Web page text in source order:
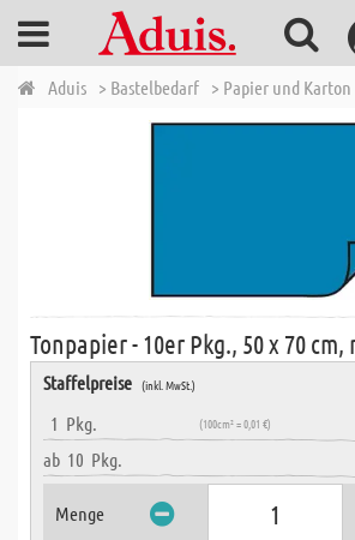
Aduis > Bastelbedarf > Papier und Karton
Tonpapier - 10er Pkg., 50 x 70
Staffelpreise (inkl. MwSt.)
1 Pkg. (100cm² = 0,01 €)
ab 10 Pkg.
Menge